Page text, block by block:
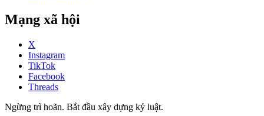
Mạng xã hội
X
Instagram
TikTok
Facebook
Threads
Ngừng trì hoãn. Bắt đầu xây dựng kỷ luật.